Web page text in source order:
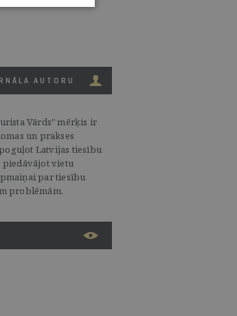
AUTORU
Vārds" mērķis ir
un prakses
Latvijas tiesību
piedāvājot vietu
par tiesību
problēmām.